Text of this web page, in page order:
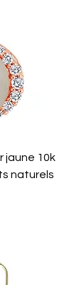
jaune 10k
naturels